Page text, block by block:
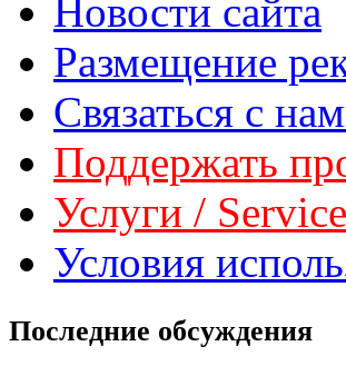
Новости сайта
Размещение
Связаться с
Поддержать
Услуги /
Условия
Последние обсуждения